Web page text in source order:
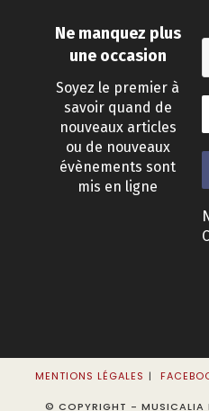
Ne manquez plus
une occasion
Soyez le premier à
savoir quand de
nouveaux articles
ou de nouveaux
évènements sont
mis en ligne
MENTIONS LÉGALES
© COPYRIGHT - MUSICALIA